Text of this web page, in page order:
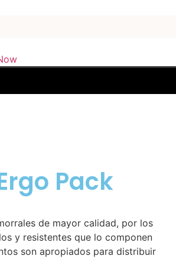
Pack
de mayor calidad, por los
y resistentes que lo componen
son apropiados para distribuir